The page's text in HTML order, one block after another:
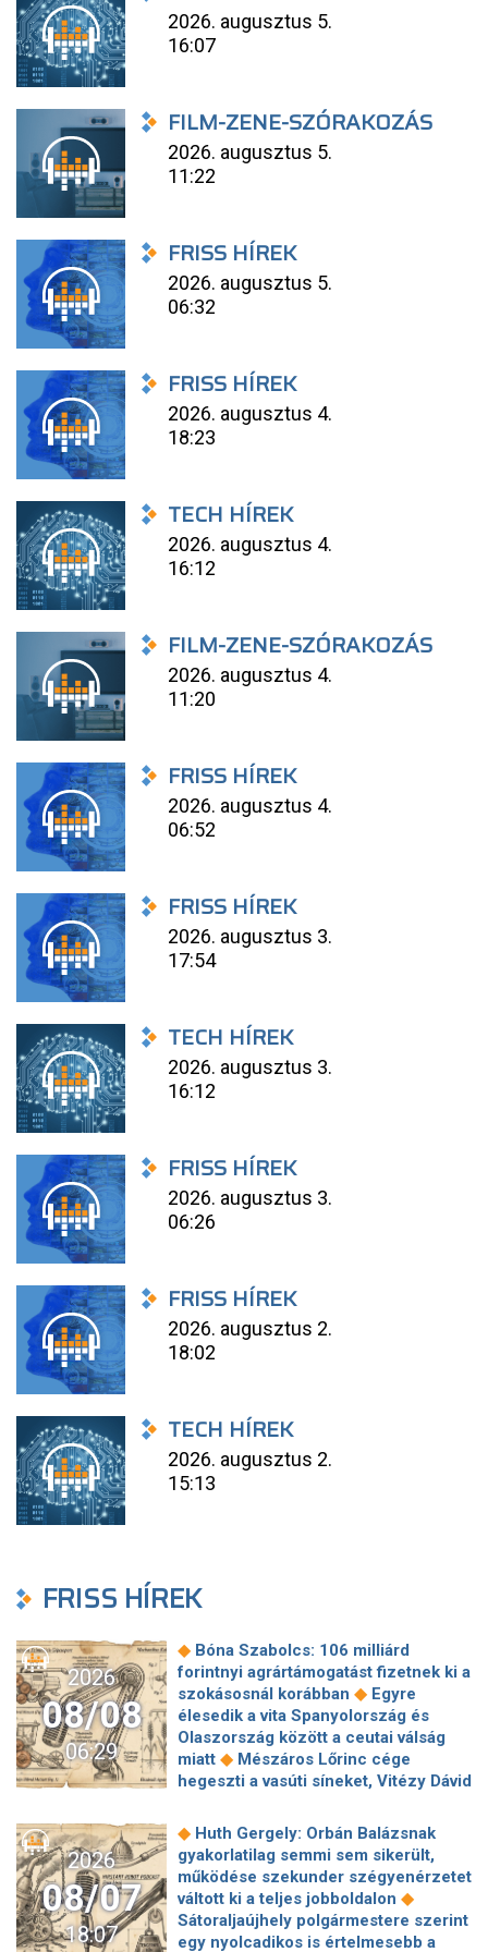
2026. augusztus 5.
16:07
FILM-ZENE-SZÓRAKOZÁS
2026. augusztus 5.
11:22
FRISS HÍREK
2026. augusztus 5.
06:32
FRISS HÍREK
2026. augusztus 4.
18:23
TECH HÍREK
2026. augusztus 4.
16:12
FILM-ZENE-SZÓRAKOZÁS
2026. augusztus 4.
11:20
FRISS HÍREK
2026. augusztus 4.
06:52
FRISS HÍREK
2026. augusztus 3.
17:54
TECH HÍREK
2026. augusztus 3.
16:12
FRISS HÍREK
2026. augusztus 3.
06:26
FRISS HÍREK
2026. augusztus 2.
18:02
TECH HÍREK
2026. augusztus 2.
15:13
FRISS HÍREK
2026
08/08
06:29
◆ Bóna Szabolcs: 106 milliárd
forintnyi agrártámogatást fizetnek ki a
szokásosnál korábban ◆ Egyre
élesedik a vita Spanyolország és
Olaszország között a ceutai válság
miatt ◆ Mészáros Lőrinc cége
hegeszti a vasúti síneket, Vitézy Dávid
tesz a Bosnyák téri irodakomplexum
beruházója, ha az állam felmondja a
szerződésüket ◆ Megérkezett
Magyar Péter bejelentése: így költik
el a 6 ezer milliárd forintnyi uniós
◆Megbénult az ivóvíztárolók
2026
08/07
18:07
◆ Huth Gergely: Orbán Balázsnak
gyakorlatilag semmi sem sikerült,
működése szekunder szégyenérzetet
váltott ki a teljes jobboldalon ◆
Sátoraljaújhely polgármestere szerint
egy nyolcadikos is értelmesebb a